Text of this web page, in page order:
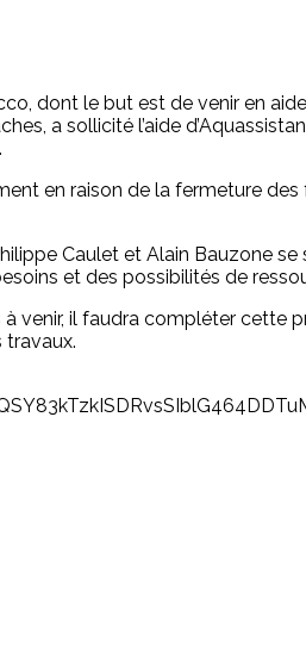
dont le but est de venir en
a sollicité l’aide
en raison de la fermeture
Caulet et Alain Bauzone
et des possibilités de
venir, il faudra compléter cette
travaux.